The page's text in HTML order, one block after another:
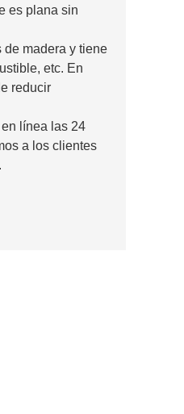
es plana sin
de madera y tiene
etc. En
reducir
línea las 24
a los clientes